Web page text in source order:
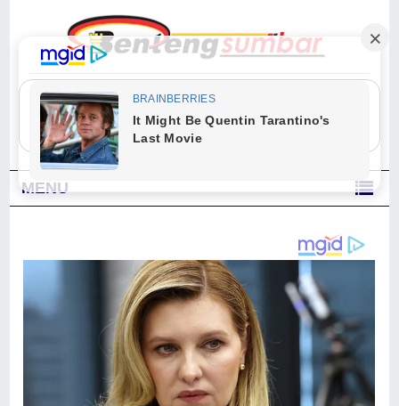
"Sesungguhnya Allah dan para malaikat-Nya berselawat untuk Nabi.
Wahai orang-orang yang beriman, berselawatlah kamu untuk Nabi dan
ucapkanlah salam dengan penuh penghormatan kepadanya." (Qs. Al
Ahzab Ayat 56)
MENU